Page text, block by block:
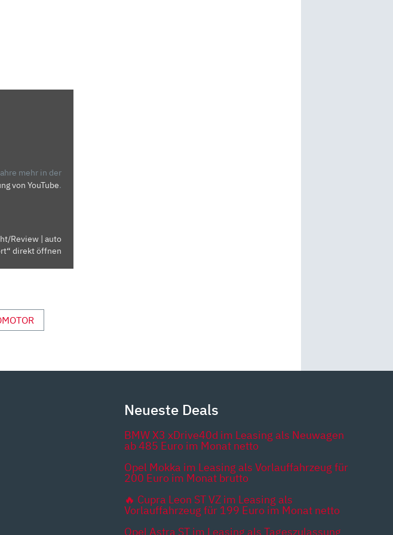
mehr in der
von YouTube.
Review | auto
direkt öffnen
Neueste Deals
BMW X3 xDrive40d im Leasing als Neuwagen
ab 485 Euro im Monat netto
Opel Mokka im Leasing als Vorlauffahrzeug für
200 Euro im Monat brutto
🔥 Cupra Leon ST VZ im Leasing als
Vorlauffahrzeug für 199 Euro im Monat netto
Opel Astra ST im Leasing als Tageszulassung